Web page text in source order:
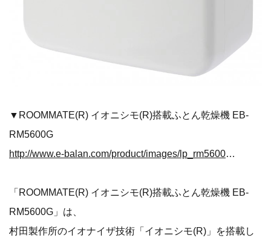
▼ROOMMATE(R) イオニシモ(R)搭載ふとん乾燥機 EB-
RM5600G
http://www.e-balan.com/product/images/lp_rm5600g_pk_all.jpg
「ROOMMATE(R) イオニシモ(R)搭載ふとん乾燥機 EB-
RM5600G」は、
村田製作所のイオナイザ技術「イオニシモ(R)」を搭載し